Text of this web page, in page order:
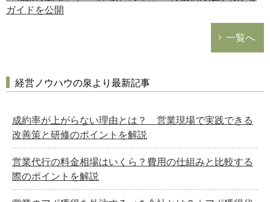
ガイドを公開
一覧へ
経営ノウハウの泉より最新記事
成約率が上がらない理由とは？ 営業現場で実践できる
改善策と研修のポイントを解説
営業代行の料金相場はいくら？費用の仕組みと比較する
際のポイントを解説